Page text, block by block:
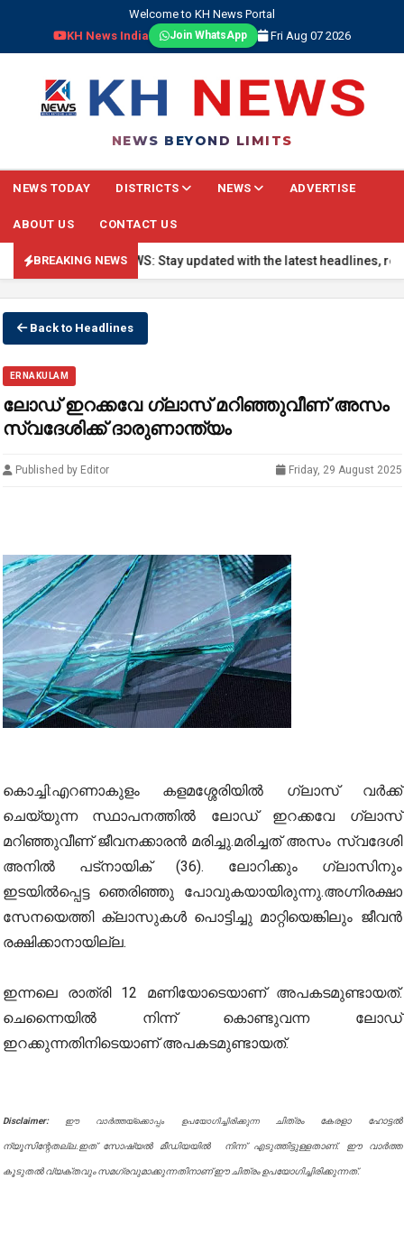
Welcome to KH News Portal
KH News India
Join WhatsApp Fri Aug 07 2026
NEWS BEYOND LIMITS
NEWS TODAY DISTRICTS NEWS ADVERTISE
ABOUT US CONTACT US
BREAKING NEWS
🔴 BREAKING NEWS: Stay updated with the latest headlines,
Back to Headlines
ERNAKULAM
ലോഡ് ഇറക്കവേ ഗ്ലാസ് മറിഞ്ഞുവീണ് അസം
സ്വദേശിക്ക് ദാരുണാന്ത്യം
Published by Editor Friday, 29 August 2025
കൊച്ചി:എറണാകുളം കളമശ്ശേരിയിൽ ഗ്ലാസ് വർക്ക്
ചെയ്യുന്ന സ്ഥാപനത്തിൽ ലോഡ് ഇറക്കവേ ഗ്ലാസ്
മറിഞ്ഞുവീണ് ജീവനക്കാരൻ മരിച്ചു.മരിച്ചത് അസം സ്വദേശി
അനിൽ പട്നായിക് (36). ലോറിക്കും ഗ്ലാസിനും
ഇടയിൽപ്പെട്ട ഞെരിഞ്ഞു പോവുകയായിരുന്നു.അഗ്നിരക്ഷാ
സേനയെത്തി ക്ലാസുകൾ പൊട്ടിച്ചു മാറ്റിയെങ്കിലും ജീവൻ
രക്ഷിക്കാനായില്ല.
ഇന്നലെ രാത്രി 12 മണിയോടെയാണ് അപകടമുണ്ടായത്.
ചെന്നൈയില്‍ നിന്ന് കൊണ്ടുവന്ന ലോഡ്
ഇറക്കുന്നതിനിടെയാണ് അപകടമുണ്ടായത്.
Disclaimer: ഈ വാർത്തയ്ക്കൊപ്പം ഉപയോഗിച്ചിരിക്കുന്ന ചിത്രം കേരളാ ഹോട്ടൽ
ന്യൂസിന്റേതല്ല.ഇത് സോഷ്യൽ മീഡിയയിൽ നിന്ന് എടുത്തിട്ടുള്ളതാണ്. ഈ വാർത്ത
കൂടുതൽ വ്യക്തവും സമഗ്രവുമാക്കുന്നതിനാണ് ഈ ചിത്രം ഉപയോഗിച്ചിരിക്കുന്നത്.